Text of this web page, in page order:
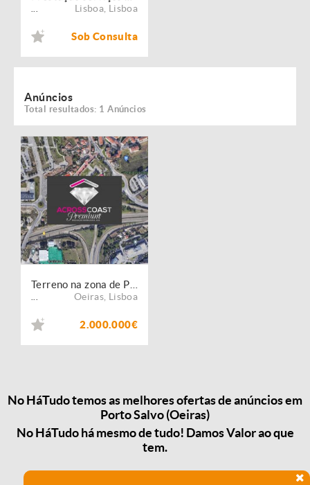
Lisboa Lisboa
Sob Consulta
Anúncios
Total resultados: 1 Anúncios
Oeiras Lisboa
2.000.000€
No HáTudo temos as melhores ofertas de anúncios em
Porto Salvo (Oeiras)
No HáTudo há mesmo de tudo! Damos Valor ao que
tem.